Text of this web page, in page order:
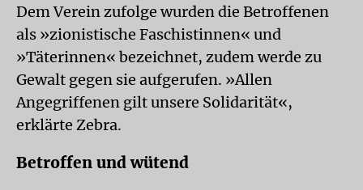
Dem Verein zufolge wurden die Betroffenen
als »zionistische Faschistinnen« und
»Täterinnen« bezeichnet, zudem werde zu
Gewalt gegen sie aufgerufen. »Allen
Angegriffenen gilt unsere Solidarität«,
erklärte Zebra.
Betroffen und wütend